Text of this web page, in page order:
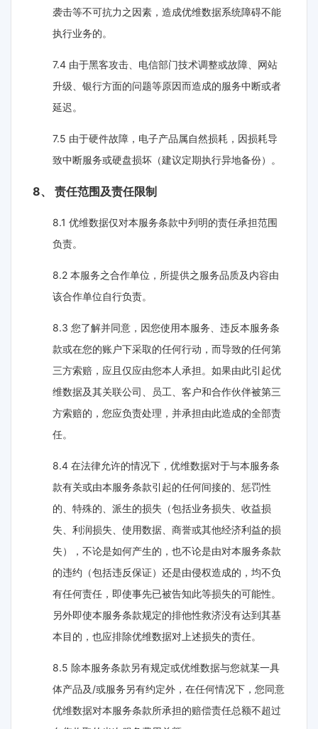
袭击等不可抗力之因素，造成优维数据系统障碍不能
执行业务的。
7.4 由于黑客攻击、电信部门技术调整或故障、网站
升级、银行方面的问题等原因而造成的服务中断或者
延迟。
7.5 由于硬件故障，电子产品属自然损耗，因损耗导
致中断服务或硬盘损坏（建议定期执行异地备份）。
8、 责任范围及责任限制
8.1 优维数据仅对本服务条款中列明的责任承担范围
负责。
8.2 本服务之合作单位，所提供之服务品质及内容由
该合作单位自行负责。
8.3 您了解并同意，因您使用本服务、违反本服务条
款或在您的账户下采取的任何行动，而导致的任何第
三方索赔，应且仅应由您本人承担。如果由此引起优
维数据及其关联公司、员工、客户和合作伙伴被第三
方索赔的，您应负责处理，并承担由此造成的全部责
任。
8.4 在法律允许的情况下，优维数据对于与本服务条
款有关或由本服务条款引起的任何间接的、惩罚性
的、特殊的、派生的损失（包括业务损失、收益损
失、利润损失、使用数据、商誉或其他经济利益的损
失），不论是如何产生的，也不论是由对本服务条款
的违约（包括违反保证）还是由侵权造成的，均不负
有任何责任，即使事先已被告知此等损失的可能性。
另外即使本服务条款规定的排他性救济没有达到其基
本目的，也应排除优维数据对上述损失的责任。
8.5 除本服务条款另有规定或优维数据与您就某一具
体产品及/或服务另有约定外，在任何情况下，您同意
优维数据对本服务条款所承担的赔偿责任总额不超过